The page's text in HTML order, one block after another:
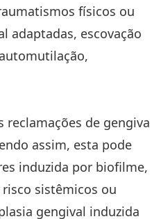
físicos ou
adaptadas, escovação
reclamações de gengiva
assim, esta pode
induzida por biofilme,
sistêmicos ou
gengival induzida